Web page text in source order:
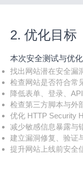
2. 优化目标
本次安全测试与优
找出网站潜在安全漏
检查网站是否符合常
降低表单、登录、
检查第三方脚本与外
优化 HTTP Security
减少敏感信息暴露与
建立漏洞修复、验证
提升网站上线前安全